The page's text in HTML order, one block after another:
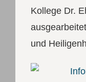
Kollege Dr.
und